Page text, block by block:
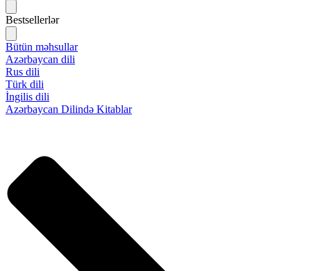
Bestsellerlər
Bütün məhsullar
Azərbaycan dili
Rus dili
Türk dili
İngilis dili
Azərbaycan Dilində Kitablar